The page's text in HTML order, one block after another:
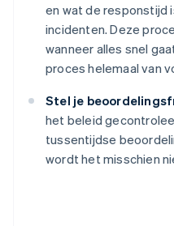
en wat de responstijd
incidenten. Deze
wanneer alles snel
proces helemaal van
Stel je
het beleid
tussentijdse
wordt het misschien